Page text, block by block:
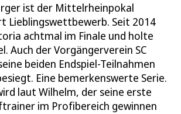
ist der Mittelrheinpokal
Lieblingswettbewerb. Seit 2014
achtmal im Finale und holte
Auch der Vorgängerverein SC
beiden Endspiel-Teilnahmen
Eine bemerkenswerte Serie.
laut Wilhelm, der seine erste
im Profibereich gewinnen